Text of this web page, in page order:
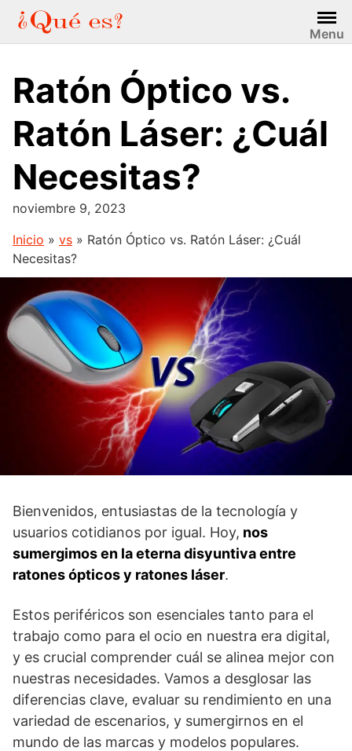
Saltar
contenido
Menu
Ratón Óptico vs.
Ratón Láser: ¿Cuál
Necesitas?
noviembre 9, 2023
Inicio » vs » Ratón Óptico vs. Ratón Láser: ¿Cuál
Necesitas?
Bienvenidos, entusiastas de la tecnología y
usuarios cotidianos por igual. Hoy, nos
sumergimos en la eterna disyuntiva entre
ratones ópticos y ratones láser.
Estos periféricos son esenciales tanto para el
trabajo como para el ocio en nuestra era digital,
y es crucial comprender cuál se alinea mejor con
nuestras necesidades. Vamos a desglosar las
diferencias clave, evaluar su rendimiento en una
variedad de escenarios, y sumergirnos en el
mundo de las marcas y modelos populares.